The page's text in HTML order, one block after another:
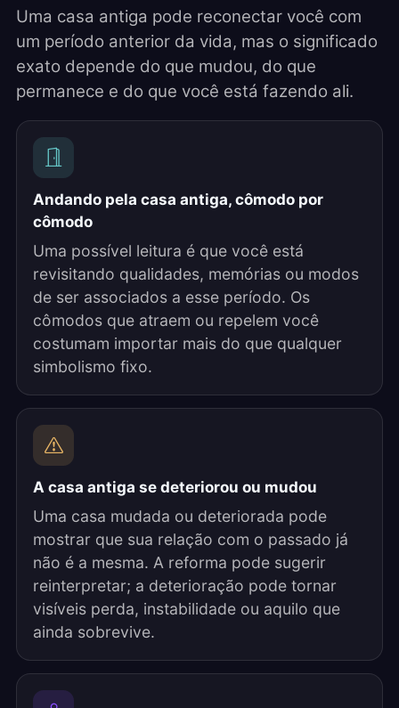
Uma casa antiga pode reconectar você com
um período anterior da vida, mas o significado
exato depende do que mudou, do que
permanece e do que você está fazendo ali.
Andando pela casa antiga, cômodo por
cômodo
Uma possível leitura é que você está
revisitando qualidades, memórias ou modos
de ser associados a esse período. Os
cômodos que atraem ou repelem você
costumam importar mais do que qualquer
simbolismo fixo.
A casa antiga se deteriorou ou mudou
Uma casa mudada ou deteriorada pode
mostrar que sua relação com o passado já
não é a mesma. A reforma pode sugerir
reinterpretar; a deterioração pode tornar
visíveis perda, instabilidade ou aquilo que
ainda sobrevive.